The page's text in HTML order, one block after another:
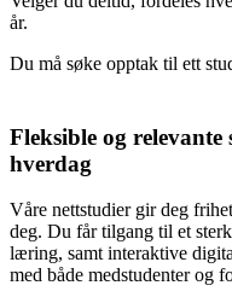
år.
Du må søke opptak til ett
Fleksible og relevante
hverdag
Våre nettstudier gir deg
deg. Du får tilgang til et
læring, samt interaktive
med både medstudenter og